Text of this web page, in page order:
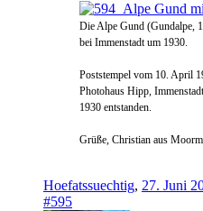
Die Alpe Gund (Gundalpe,
bei Immenstadt um 1930.
Poststempel vom 10. April
Photohaus Hipp,
1930 entstanden.
Grüße, Christian aus
Hoefatssuechtig, 27. Juni
#595